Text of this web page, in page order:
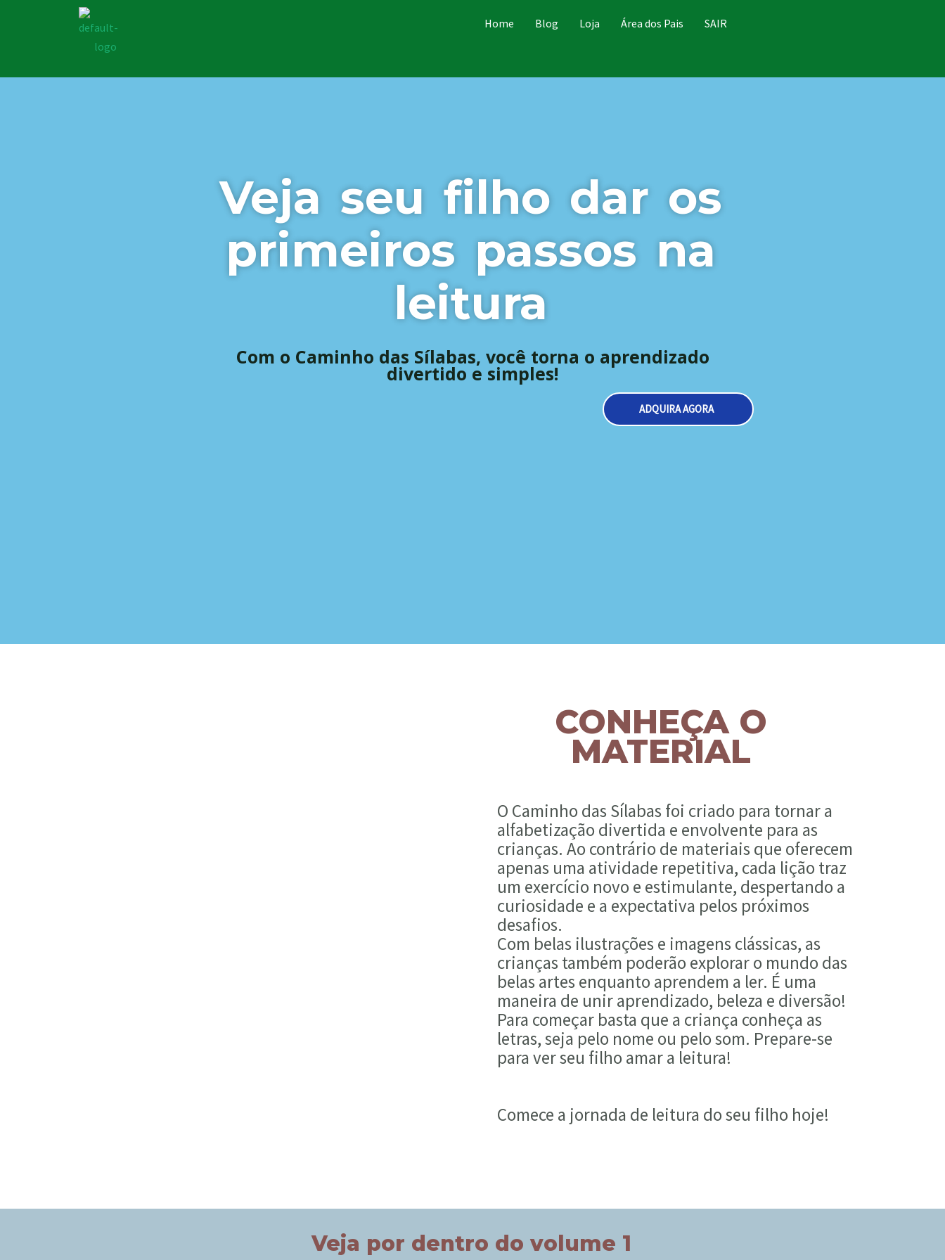
Home Blog Loja Área dos Pais SAIR
Veja seu filho dar os
primeiros passos na
leitura
Com o Caminho das Sílabas, você torna o aprendizado
divertido e simples!
ADQUIRA AGORA
CONHEÇA O
MATERIAL
O Caminho das Sílabas foi criado para tornar a
alfabetização divertida e envolvente para as
crianças. Ao contrário de materiais que oferecem
apenas uma atividade repetitiva, cada lição traz
um exercício novo e estimulante, despertando a
curiosidade e a expectativa pelos próximos
desafios.
Com belas ilustrações e imagens clássicas, as
crianças também poderão explorar o mundo das
belas artes enquanto aprendem a ler. É uma
maneira de unir aprendizado, beleza e diversão!
Para começar basta que a criança conheça as
letras, seja pelo nome ou pelo som. Prepare-se
para ver seu filho amar a leitura!
Comece a jornada de leitura do seu filho hoje!
Veja por dentro do volume 1